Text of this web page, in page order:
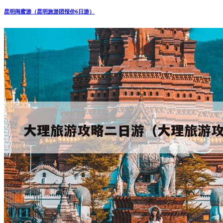
昆明闺蜜游（昆明旅游团报价6日游）